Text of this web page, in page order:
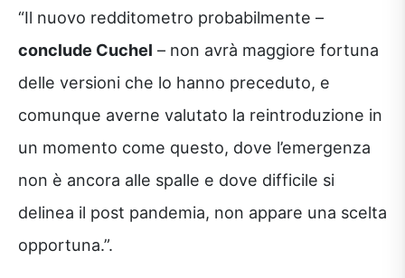
“Il nuovo redditometro probabilmente –
conclude Cuchel – non avrà maggiore fortuna
delle versioni che lo hanno preceduto, e
comunque averne valutato la reintroduzione in
un momento come questo, dove l’emergenza
non è ancora alle spalle e dove difficile si
delinea il post pandemia, non appare una scelta
opportuna.”.